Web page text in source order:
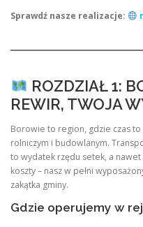
Sprawdź nasze realizacje:
ROZDZIAŁ 1:
REWIR, TWOJA
Borowie to region, gdzie czas
rolniczym i budowlanym.
to wydatek rzędu setek, a nawet
koszty – nasz w pełni
zakątka gminy.
Gdzie operujemy w